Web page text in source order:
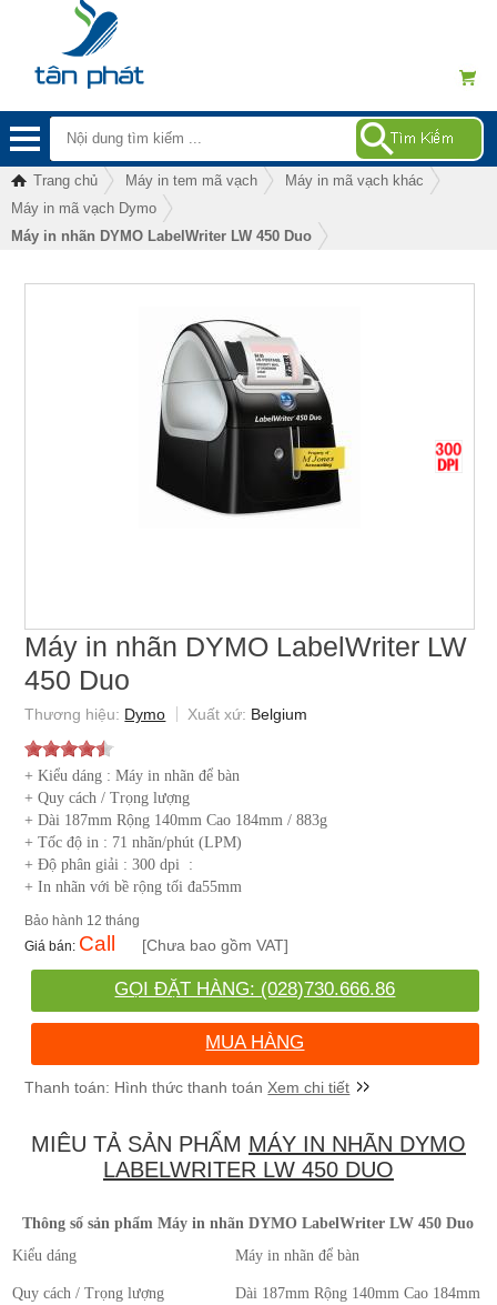
Trang chủ Máy in tem mã vạch
Máy in mã vạch khác
Máy in mã vạch Dymo
Máy in nhãn DYMO LabelWriter LW 450 Duo
Máy in nhãn DYMO LabelWriter LW
450 Duo
Dymo Belgium
+ Kiểu dáng : Máy in nhãn để bàn
+ Quy cách / Trọng lượng
+ Dài 187mm Rộng 140mm Cao 184mm / 883g
+ Tốc độ in : 71 nhãn/phút (LPM)
+ Độ phân giải : 300 dpi :
+ In nhãn với bề rộng tối đa55mm
12 tháng
Call [Chưa bao gồm VAT]
GỌI ĐẶT HÀNG: (028)730.666.86
MUA HÀNG
Xem chi tiết
MIÊU TẢ SẢN PHẨM MÁY IN NHÃN DYMO
LABELWRITER LW 450 DUO
Thông số sản phẩm Máy in nhãn DYMO LabelWriter LW 450 Duo
Kiểu dáng
Máy in nhãn để bàn
Quy cách / Trọng lượng Dài 187mm Rộng 140mm Cao 184mm /